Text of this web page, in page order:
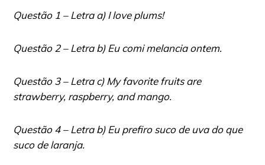
Questão 1 – Letra a) I love plums!
Questão 2 – Letra b) Eu comi melancia ontem.
Questão 3 – Letra c) My favorite fruits are
strawberry, raspberry, and mango.
Questão 4 – Letra b) Eu prefiro suco de uva do que
suco de laranja.